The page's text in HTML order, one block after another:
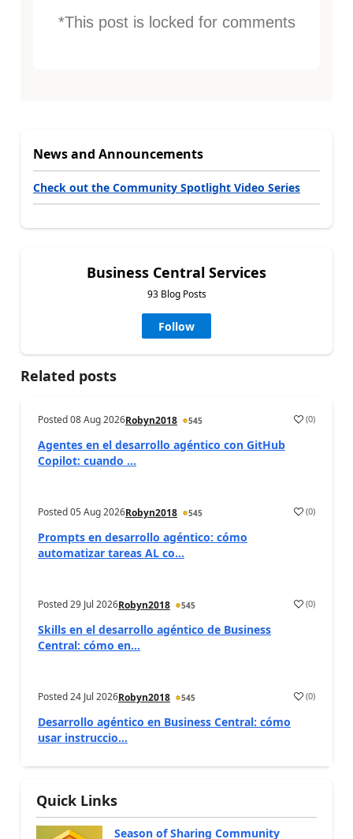
*This post is locked for comments
News and Announcements
Check out the Community Spotlight Video Series
Business Central Services
93 Blog Posts
Follow
Related posts
Posted08 Aug 2026Robyn2018 545 (0)
Agentes en el desarrollo agéntico con GitHub
Copilot: cuando ...
Posted05 Aug 2026Robyn2018 545 (0)
Prompts en desarrollo agéntico: cómo
automatizar tareas AL co...
Posted29 Jul 2026Robyn2018 545 (0)
Skills en el desarrollo agéntico de Business
Central: cómo en...
Posted24 Jul 2026Robyn2018 545 (0)
Desarrollo agéntico en Business Central: cómo
usar instruccio...
Quick Links
Season of Sharing Community